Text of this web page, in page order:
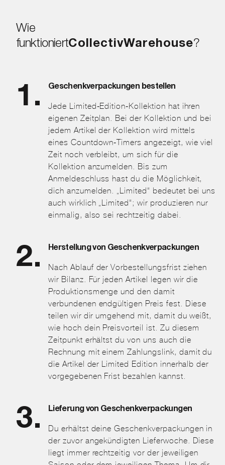
Wie
funktioniertCollectivWarehouse?
Geschenkverpackungen bestellen
Jede Limited-Edition-Kollektion hat ihren
eigenen Zeitplan. Bei der Kollektion und bei
jedem Artikel der Kollektion wird mittels
eines Countdown-Timers angezeigt, wie viel
Zeit noch verbleibt, um sich für die
Kollektion anzumelden. Bis zum
Anmeldeschluss hast du die Möglichkeit,
dich anzumelden. „Limited“ bedeutet bei uns
auch wirklich „Limited“; wir produzieren nur
einmalig, also sei rechtzeitig dabei.
Herstellung von Geschenkverpackungen
Nach Ablauf der Vorbestellungsfrist ziehen
wir Bilanz. Für jeden Artikel legen wir die
Produktionsmenge und den damit
verbundenen endgültigen Preis fest. Diese
teilen wir dir umgehend mit, damit du weißt,
wie hoch dein Preisvorteil ist. Zu diesem
Zeitpunkt erhältst du von uns auch die
Rechnung mit einem Zahlungslink, damit du
die Artikel der Limited Edition innerhalb der
vorgegebenen Frist bezahlen kannst.
Lieferung von Geschenkverpackungen
Du erhältst deine Geschenkverpackungen in
der zuvor angekündigten Lieferwoche. Diese
liegt immer rechtzeitig vor der jeweiligen